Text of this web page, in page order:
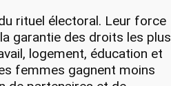
rituel électoral. Leur force
garantie des droits les plus
logement, éducation et
femmes gagnent moins